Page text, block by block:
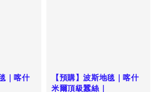
｜喀什
【預購】波斯地毯｜喀什
米爾頂級蠶絲｜